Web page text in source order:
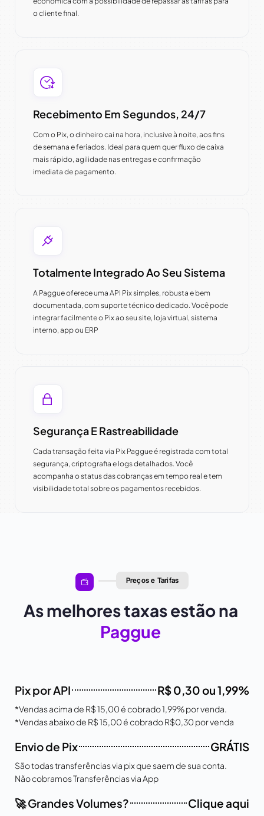
o cliente final.
Recebimento Em Segundos, 24/7
Com o Pix, o dinheiro cai na hora, inclusive à noite, aos fins
de semana e feriados. Ideal para quem quer fluxo de caixa
mais rápido, agilidade nas entregas e confirmação
imediata de pagamento.
Totalmente Integrado Ao Seu Sistema
A Paggue oferece uma API Pix simples, robusta e bem
documentada, com suporte técnico dedicado. Você pode
integrar facilmente o Pix ao seu site, loja virtual, sistema
interno, app ou ERP
Segurança E Rastreabilidade
Cada transação feita via Pix Paggue é registrada com total
segurança, criptografia e logs detalhados. Você
acompanha o status das cobranças em tempo real e tem
visibilidade total sobre os pagamentos recebidos.
Preços e Tarifas
As melhores taxas estão na
Paggue
Pix por API R$ 0,30 ou 1,99%
*Vendas acima de R$ 15,00 é cobrado 1,99% por venda.
*Vendas abaixo de R$ 15,00 é cobrado R$0,30 por venda
Envio de Pix GRÁTIS
São todas transferências via pix que saem de sua conta.
Não cobramos Transferências via App
🚀 Grandes Volumes? Clique aqui